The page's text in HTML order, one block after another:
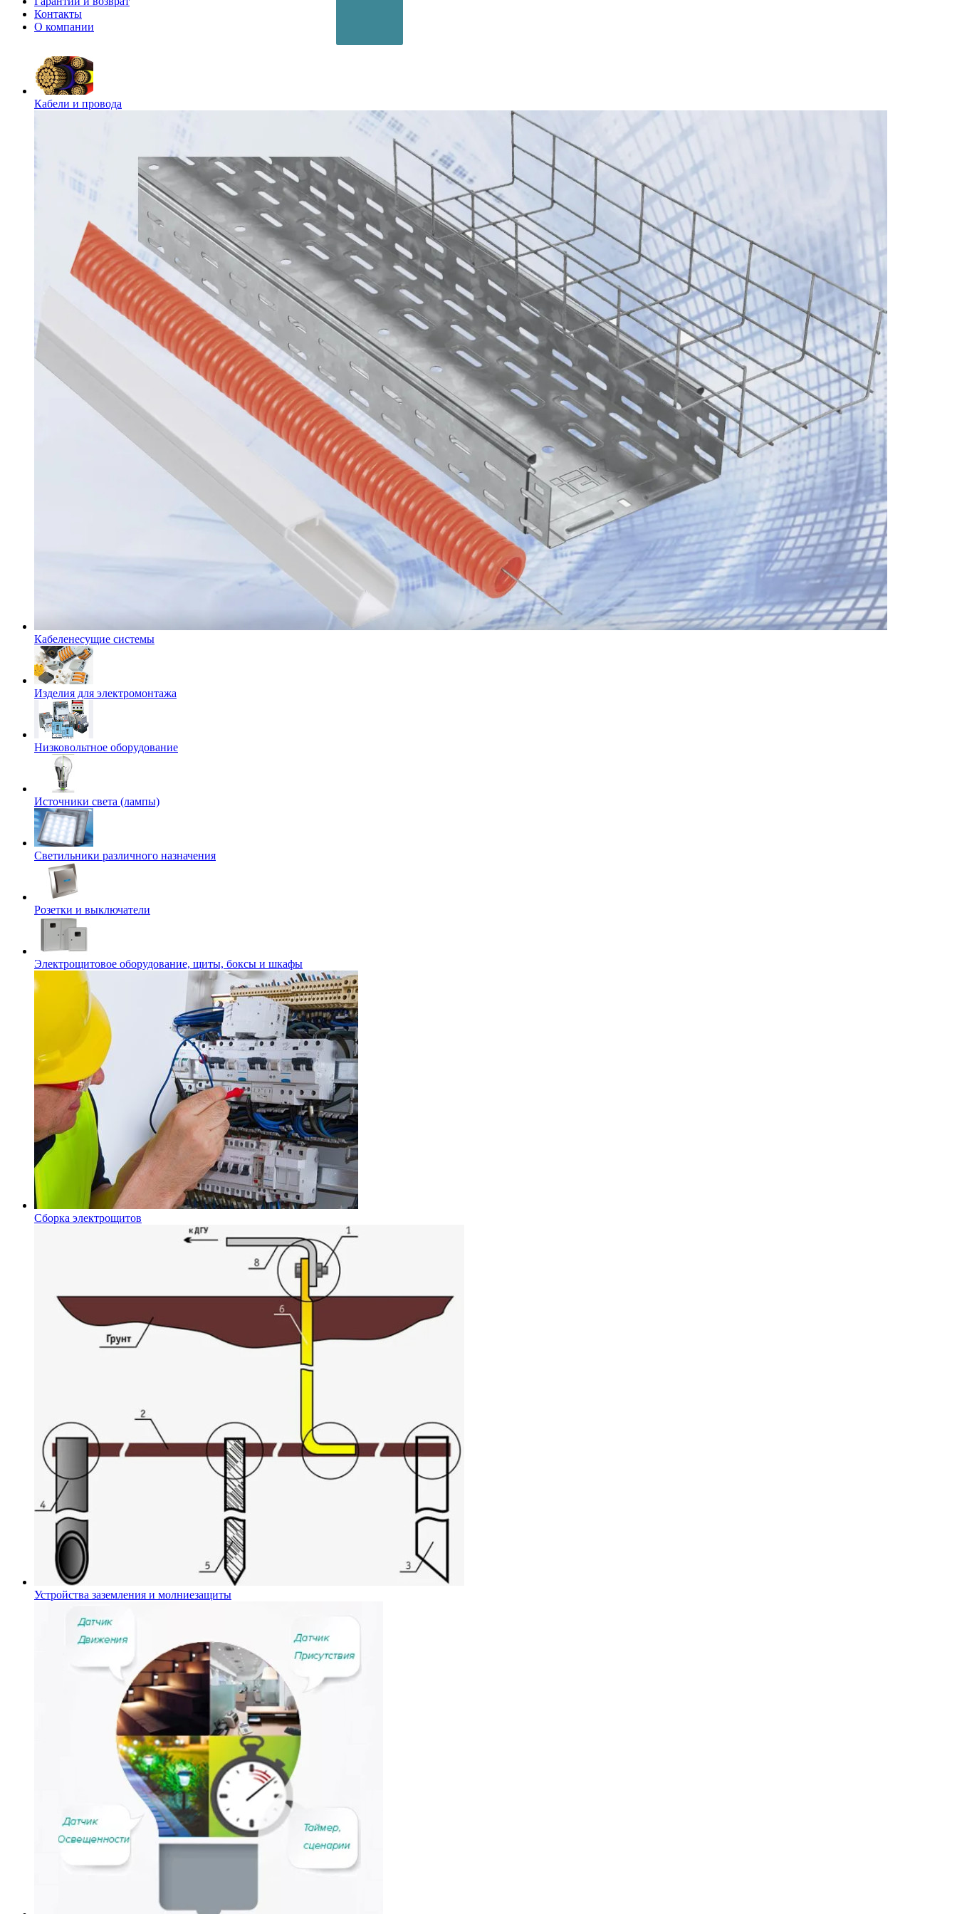
Контакты
О компании
Кабели и провода
Кабеленесущие системы
Изделия для электромонтажа
Низковольтное оборудование
Источники света (лампы)
Светильники различного назначения
Розетки и выключатели
Электрощитовое оборудование, щиты, боксы и шкафы
Сборка электрощитов
Устройства заземления и молниезащиты